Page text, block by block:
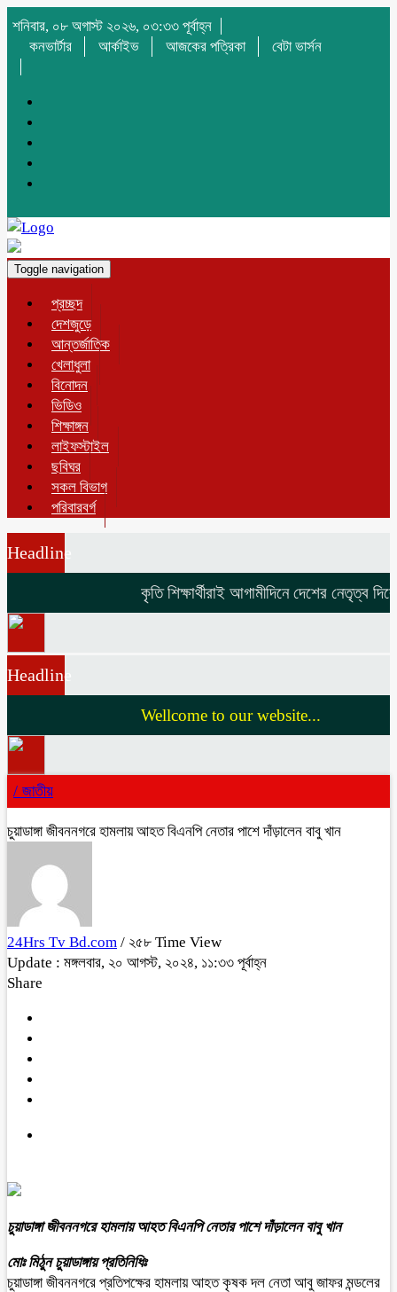
শনিবার, ০৮ অগাস্ট ২০২৬, ০৩:৩৩ পূর্বাহ্ন
কনভার্টার
আর্কাইভ আজকের পত্রিকা বেটা ভার্সন
Toggle navigation
প্রচ্ছদ
দেশজুড়ে
আন্তর্জাতিক
খেলাধুলা
বিনোদন
ভিডিও
শিক্ষাঙ্গন
লাইফস্টাইল
ছবিঘর
সকল বিভাগ
পরিবারবর্গ
Headline
কৃতি শিক্ষার্থীরাই আগামীদিনে দেশের নেতৃত্ব দিবে
Headline
Wellcome to our website...
/ জাতীয়
চুয়াডাঙ্গা জীবননগরে হামলায় আহত বিএনপি নেতার পাশে দাঁড়ালেন বাবু খান
24Hrs Tv Bd.com / ২৫৮ Time View
Update : মঙ্গলবার, ২০ আগস্ট, ২০২৪, ১১:৩৩ পূর্বাহ্ন
Share
চুয়াডাঙ্গা জীবননগরে হামলায় আহত বিএনপি নেতার পাশে দাঁড়ালেন বাবু খান
মোঃ মিঠুন চুয়াডাঙ্গায় প্রতিনিধিঃ
চুয়াডাঙ্গা জীবননগরে প্রতিপক্ষের হামলায় আহত কৃষক দল নেতা আবু জাফর মন্ডলের